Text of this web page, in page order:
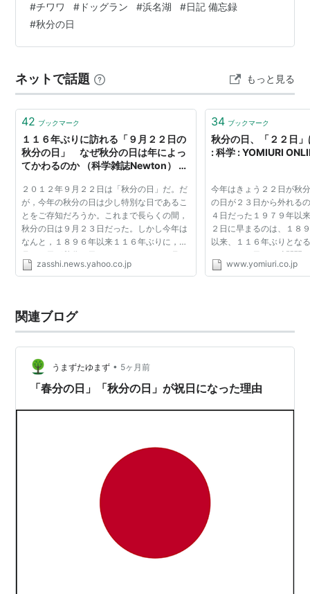
のとおり(2013年以降は推算)
西暦年 mod 4 0 1 2 3
1948〜1979年
1980〜2011年 23 23 23 23
2012〜2043年
2044〜2075年 22 22 23 23
2076〜2099年 22 22 22 23
シルバーウィーク
2009年以降、「秋分の日」が水曜日(9月22日か23日の
場合)になると前々日の月曜日の「敬老の日」と挟まれ
る火曜日が「国民の休日」となる。日月火水の4連休(土
ーク」。現行(2009年現在)の祝日法が続けば、9月の
「国民の休日」は 2009-09-22, 2015-09-22, 2026-
09-22, 2032-09-21, 2037-09-22, 2043-09-22, 2049-
09-21, 2054-09-22, 2060-09-21, … など。
雰囲気の中で 独りだけ黄昏ているオレ。。。😅 以上！
昨日の様子をお伝えしました🎤 ランキングに参加してい
ます ランキングバナーをポチ☆っとお願いします にほん
#チワワ # ドッグラン #浜名湖 #日記 備忘録
#秋分の日
ネットで話題 もっと見る
42 ブックマーク
１１６年ぶりに訪れる「９月２２日の
秋分の日」 なぜ秋分の日は年によっ
てかわるのか （科学雑誌Newton） -
２０１２年９月２２日は「秋分の日」だ。だ
が，今年の秋分の日は少し特別な日であるこ
とをご存知だろうか。これまで長らくの間，
秋分の日は９月２３日だった。しかし今年は
なんと，１８９６年以来１１６年ぶりに，９
月２２日が秋分の日となるのである（９月２
３日でなくなるのは，１９７９年９月２４日
zasshi.news.yahoo.co.jp
34 ブックマーク
秋分の日、「２２日
: 科学 : YOMIURI
今年はきょう２２日が秋
の日が２３日から外れる
４日だった１９７９年以
２日に早まるのは、１８
以来、１１６年ぶりとな
りを３６５日と６時間弱
の端数のため、地球が公
www.yomiuri.co.jp
関連ブログ
うまずたゆまず • 5ヶ月前
「春分の日」「秋分の日」が祝日になった理由